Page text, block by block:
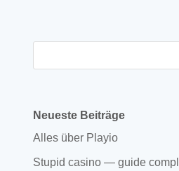
Neueste Beiträge
Alles über Playio
Stupid casino — guide